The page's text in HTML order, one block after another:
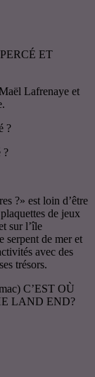
Lafrenaye et
?
?
?» est loin d’être
de jeux
sur l’île
serpent de mer et
avec des
trésors.
C’EST OÙ
LAND END?